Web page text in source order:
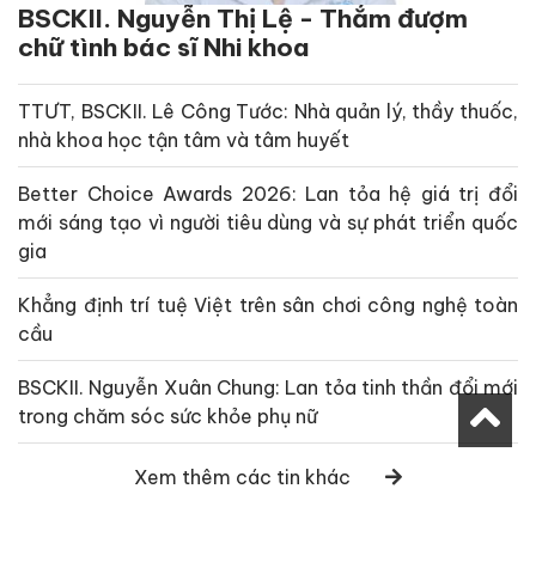
BSCKII. Nguyễn Thị Lệ - Thắm đượm
chữ tình bác sĩ Nhi khoa
TTƯT, BSCKII. Lê Công Tước: Nhà quản lý, thầy thuốc,
nhà khoa học tận tâm và tâm huyết
Better Choice Awards 2026: Lan tỏa hệ giá trị đổi
mới sáng tạo vì người tiêu dùng và sự phát triển quốc
gia
Khẳng định trí tuệ Việt trên sân chơi công nghệ toàn
cầu
BSCKII. Nguyễn Xuân Chung: Lan tỏa tinh thần đổi mới
trong chăm sóc sức khỏe phụ nữ
Xem thêm các tin khác